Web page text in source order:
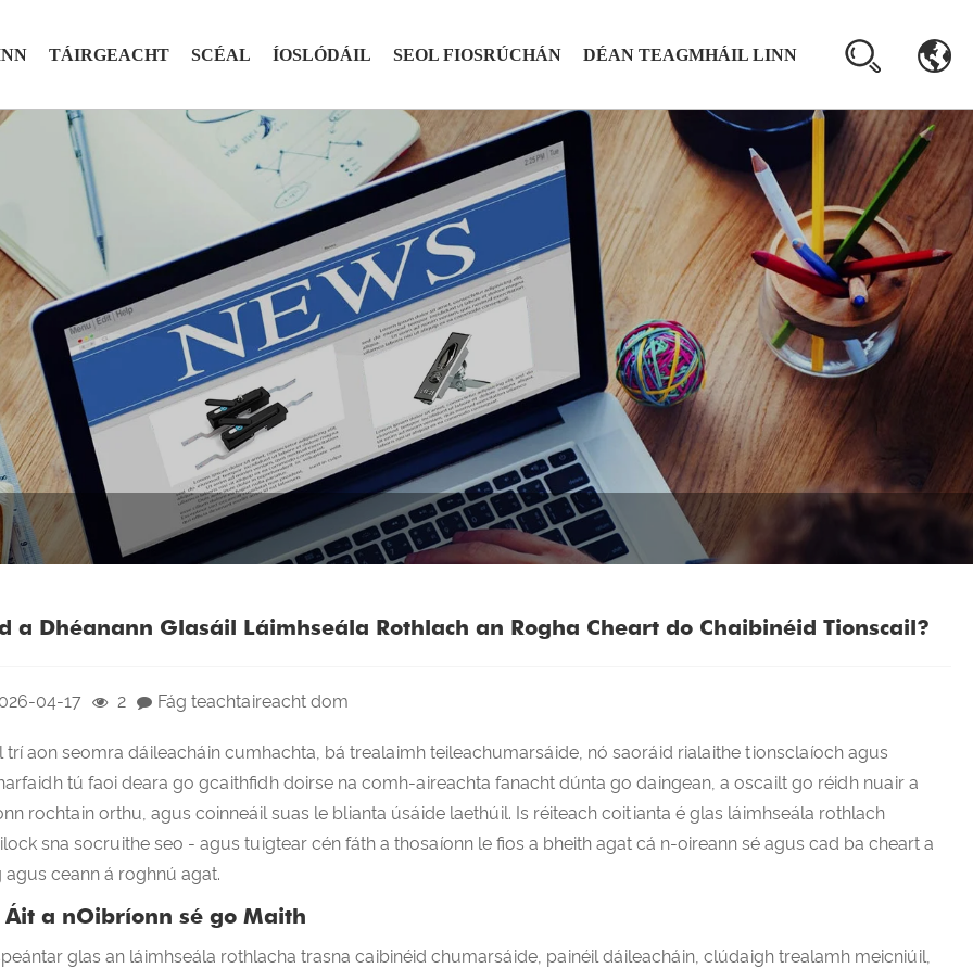
TÁIRGEACHT SCÉAL ÍOSLÓDÁIL SEOL FIOSRÚCHÁN DÉAN TEAGMHÁIL LINN
a Dhéanann Glasáil Láimhseála Rothlach an Rogha Cheart do Chaibinéid Tionscail?
04-17 2 Fág teachtaireacht dom
trí aon seomra dáileacháin cumhachta, bá trealaimh teileachumarsáide, nó saoráid rialaithe tionsclaíoch agus
tú faoi deara go gcaithfidh doirse na comh-aireachta fanacht dúnta go daingean, a oscailt go réidh nuair a
rochtain orthu, agus coinneáil suas le blianta úsáide laethúil. Is réiteach coitianta é glas láimhseála rothlach
sna socruithe seo - agus tuigtear cén fáth a thosaíonn le fios a bheith agat cá n-oireann sé agus cad ba cheart a
agus ceann á roghnú agat.
Áit a nOibríonn sé go Maith
glas an láimhseála rothlacha trasna caibinéid chumarsáide, painéil dáileacháin, clúdaigh trealamh meicniúil,